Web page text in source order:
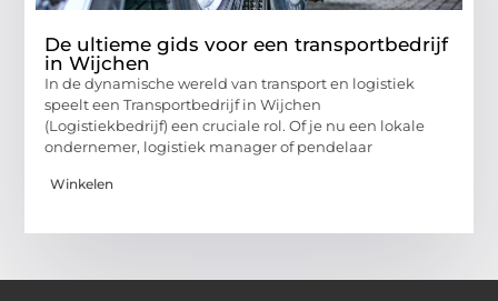
De ultieme gids voor een transportbedrijf
in Wijchen
In de dynamische wereld van transport en logistiek
speelt een Transportbedrijf in Wijchen
(Logistiekbedrijf) een cruciale rol. Of je nu een lokale
ondernemer, logistiek manager of pendelaar
Winkelen